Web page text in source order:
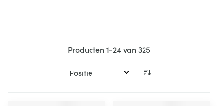
Producten1-24van325
Sorteer op: